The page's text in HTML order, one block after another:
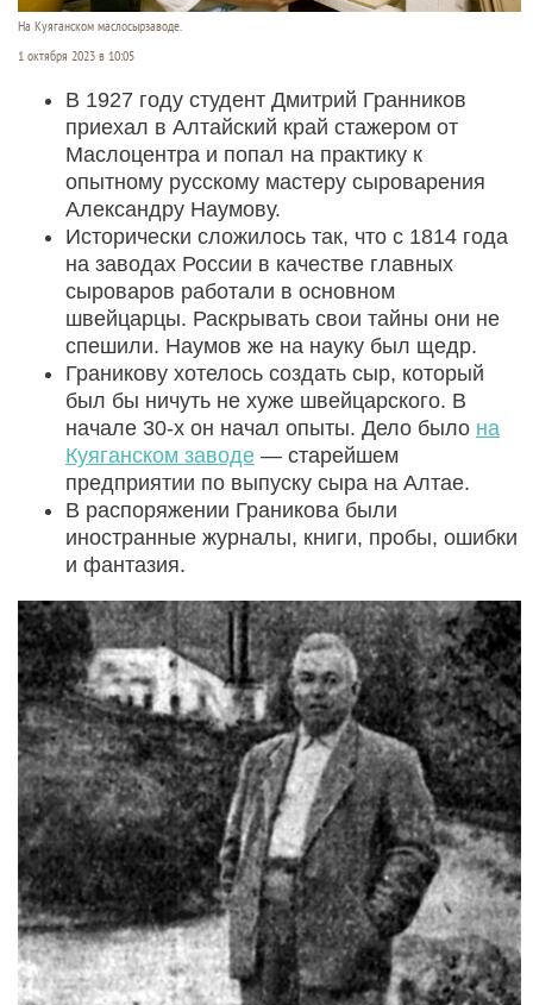
На Куяганском маслосырзаводе.
1 октября 2023 в 10:05
В 1927 году студент Дмитрий Гранников
приехал в Алтайский край стажером от
Маслоцентра и попал на практику к
опытному русскому мастеру сыроварения
Александру Наумову.
Исторически сложилось так, что с 1814 года
на заводах России в качестве главных
сыроваров работали в основном
швейцарцы. Раскрывать свои тайны они не
спешили. Наумов же на науку был щедр.
Граникову хотелось создать сыр, который
был бы ничуть не хуже швейцарского. В
начале 30-х он начал опыты. Дело было на
Куяганском заводе — старейшем
предприятии по выпуску сыра на Алтае.
В распоряжении Граникова были
иностранные журналы, книги, пробы, ошибки
и фантазия.